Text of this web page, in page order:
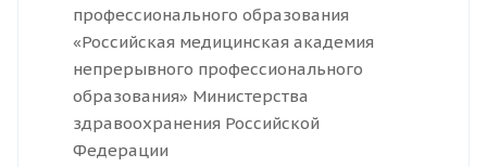
профессионального образования
«Российская медицинская академия
непрерывного профессионального
образования» Министерства
здравоохранения Российской
Федерации